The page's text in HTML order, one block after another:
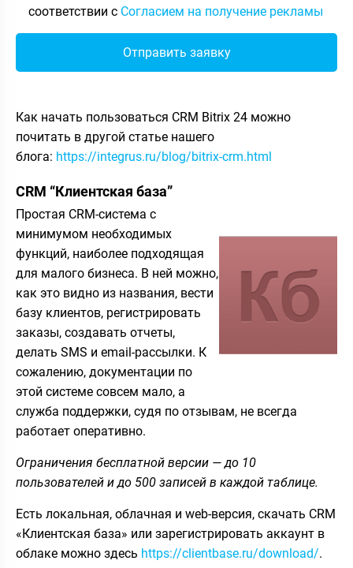
соответствии с Согласием на получение рекламы
Как начать пользоваться CRM Bitrix 24 можно
почитать в другой статье нашего
блога: https://integrus.ru/blog/bitrix-crm.html
CRM “Клиентская база”
Простая CRM-система с
минимумом необходимых
функций, наиболее подходящая
для малого бизнеса. В ней можно,
как это видно из названия, вести
базу клиентов, регистрировать
заказы, создавать отчеты,
делать SMS и email-рассылки. К
сожалению, документации по
этой системе совсем мало, а
служба поддержки, судя по отзывам, не всегда
работает оперативно.
Ограничения бесплатной версии — до 10
пользователей и до 500 записей в каждой таблице.
Есть локальная, облачная и web-версия, скачать CRM
«Клиентская база» или зарегистрировать аккаунт в
облаке можно здесь https://clientbase.ru/download/.